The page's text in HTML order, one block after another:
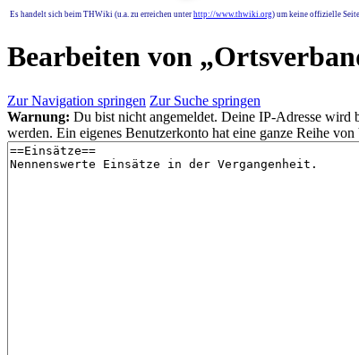
Es handelt sich beim THWiki (u.a. zu erreichen unter http://www.thwiki.org) um keine offizielle
Bearbeiten von „
Zur Navigation springen Zur Suche springen
Warnung: Du bist nicht angemeldet. Deine IP-Adresse wird
werden. Ein eigenes Benutzerkonto hat eine ganze Reihe von